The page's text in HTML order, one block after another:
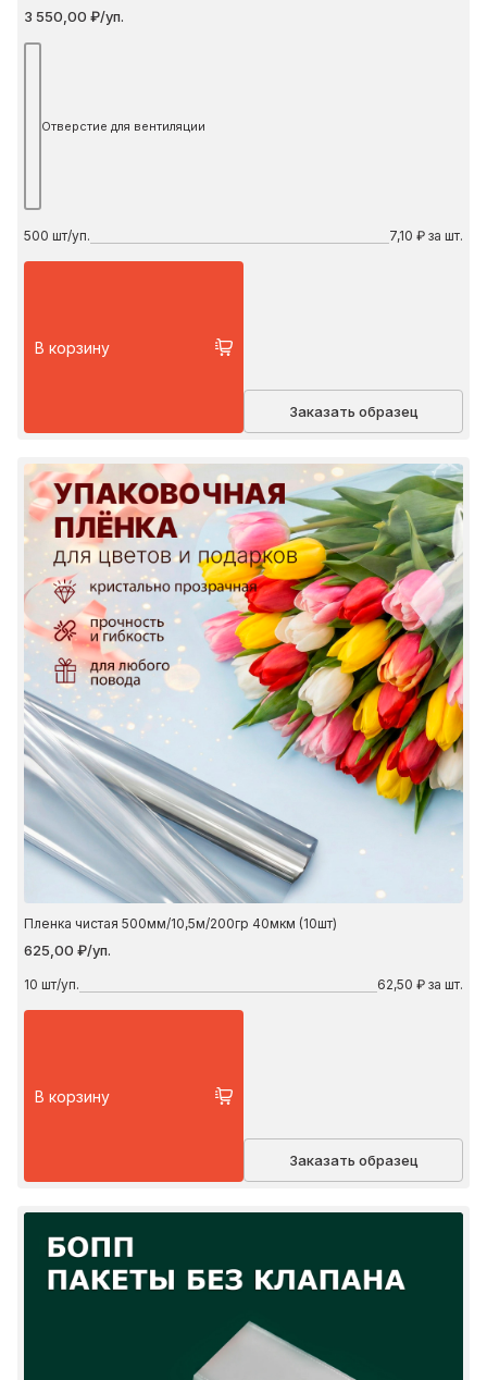
3 550,00 ₽/уп.
Отверстие для вентиляции
500 шт/уп. 7,10 ₽ за шт.
В корзину
Заказать образец
Пленка чистая 500мм/10,5м/200гр 40мкм (10шт)
625,00 ₽/уп.
10 шт/уп. 62,50 ₽ за шт.
В корзину
Заказать образец